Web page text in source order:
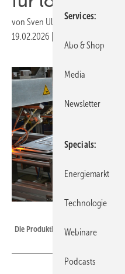
von Sven Ullrich
19.02.2026
Die Produktbasis für Solarthermie
Services
Abo & Shop
Media
Newsletter
Specials
Energiemarkt
Technologie
Webinare
Podcasts